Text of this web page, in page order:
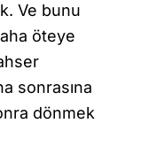
Ve bunu
öteye
sonrasına
dönmek